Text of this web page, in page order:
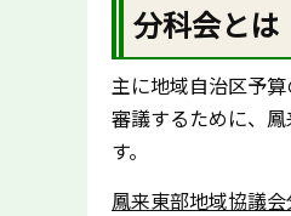
分科会とは
主に地域自治区予
審議するために、
す。
鳳来東部地域協議会